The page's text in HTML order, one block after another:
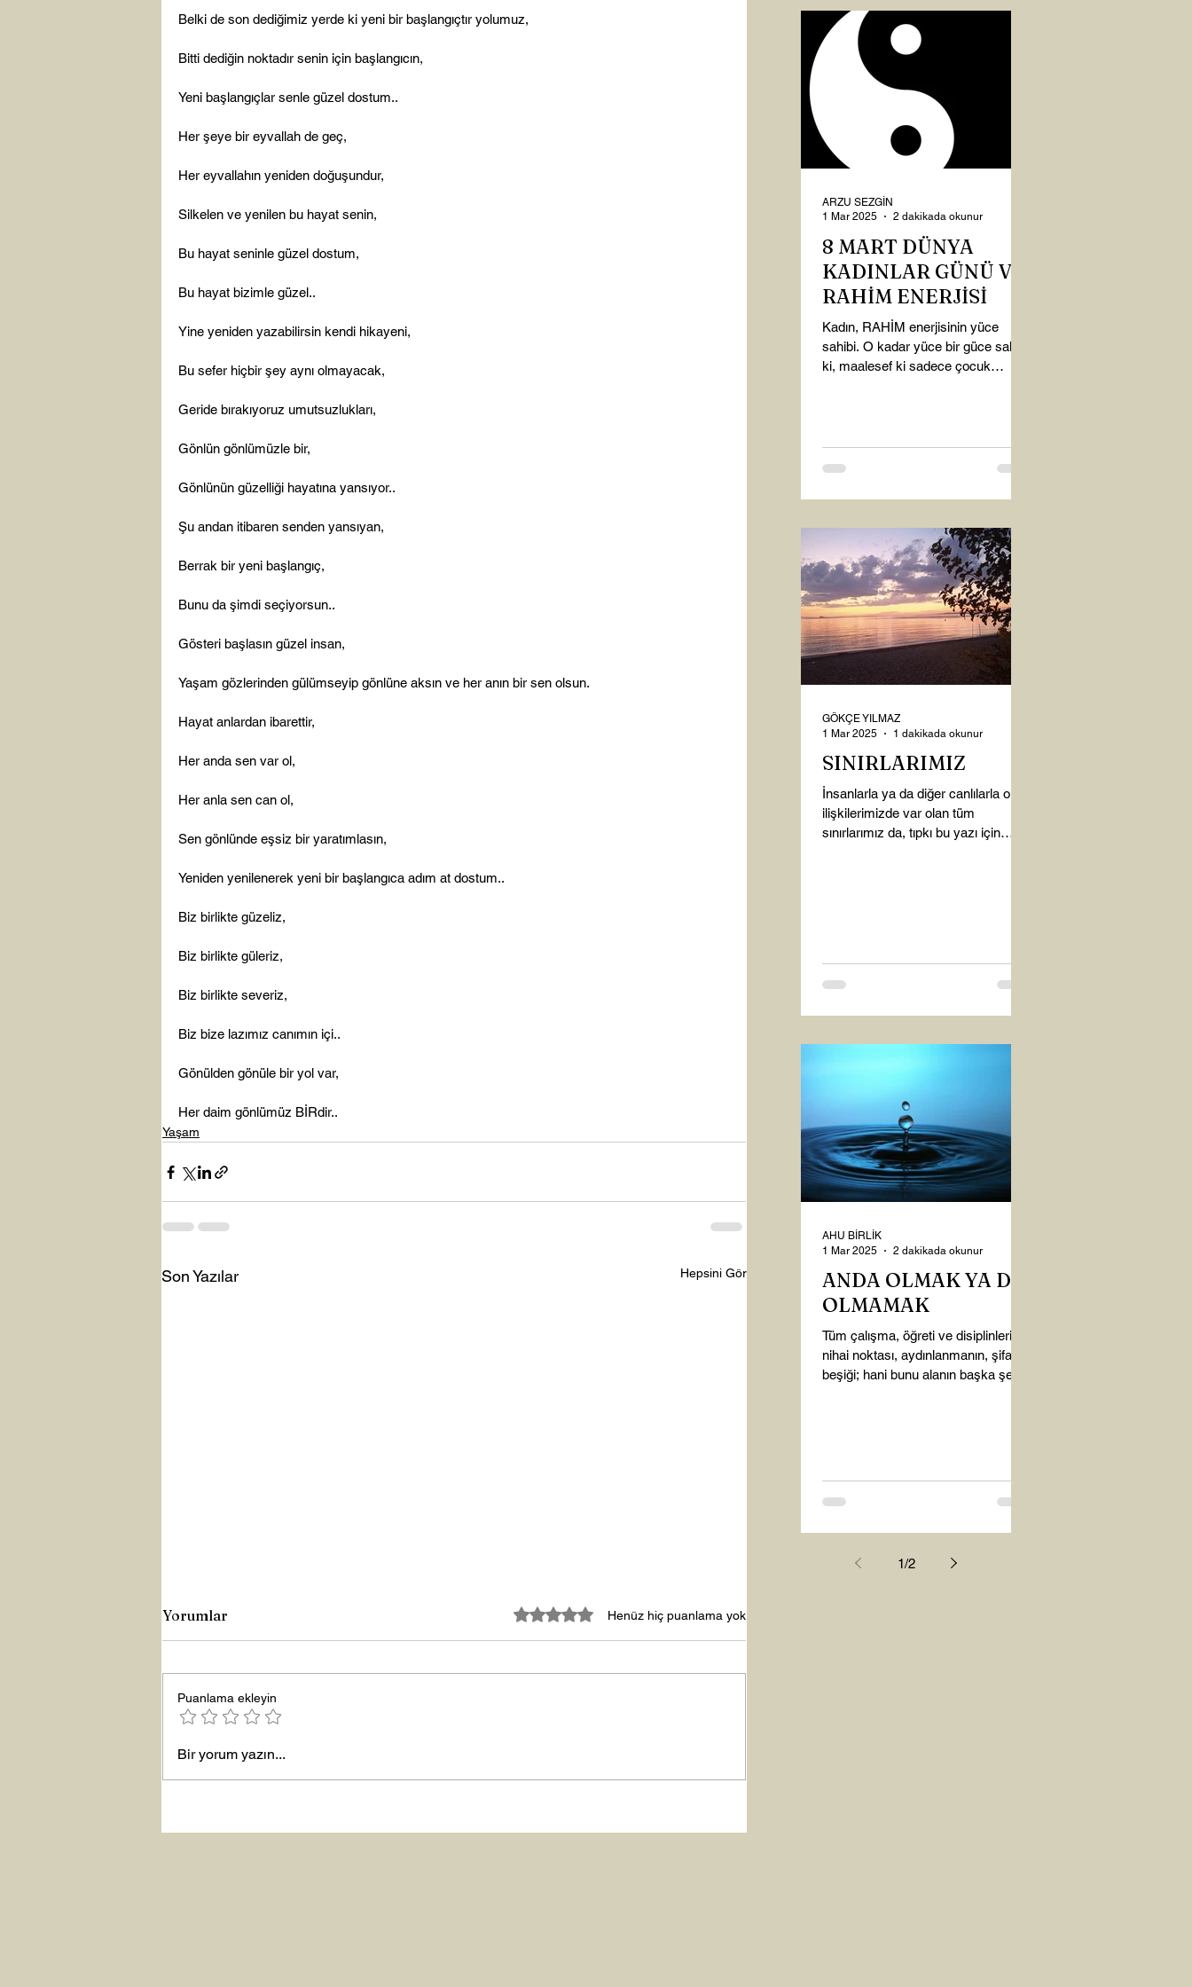
Belki de son dediğimiz yerde ki yeni bir başlangıçtır yolumuz,
Bitti dediğin noktadır senin için başlangıcın,
Yeni başlangıçlar senle güzel dostum..
Her şeye bir eyvallah de geç,
Her eyvallahın yeniden doğuşundur,
Silkelen ve yenilen bu hayat senin,
Bu hayat seninle güzel dostum,
Bu hayat bizimle güzel..
Yine yeniden yazabilirsin kendi hikayeni,
Bu sefer hiçbir şey aynı olmayacak,
Geride bırakıyoruz umutsuzlukları,
Gönlün gönlümüzle bir,
Gönlünün güzelliği hayatına yansıyor..
Şu andan itibaren senden yansıyan,
Berrak bir yeni başlangıç,
Bunu da şimdi seçiyorsun..
Gösteri başlasın güzel insan,
Yaşam gözlerinden gülümseyip gönlüne aksın ve her anın bir sen olsun.
Hayat anlardan ibarettir,
Her anda sen var ol,
Her anla sen can ol,
Sen gönlünde eşsiz bir yaratımlasın,
Yeniden yenilenerek yeni bir başlangıca adım at dostum..
Biz birlikte güzeliz,
Biz birlikte güleriz,
Biz birlikte severiz,
Biz bize lazımız canımın içi..
Gönülden gönüle bir yol var,
Her daim gönlümüz BİRdir..
Yaşam
Son Yazılar Hepsini Gör
Yeni Yıla Merhaba
Yorumlar 5 üzerinden 0 yıldızHenüz hiç puanlama yok
Puanlama ekleyin
Bir yorum yazın...
8 MART DÜNYA
KADINLAR GÜNÜ VE
RAHİM ENERJİSİ
Kadın, RAHİM enerjisinin yüce
sahibi. O kadar yüce bir güce sahip
ki, maalesef ki sadece çocuk
ARZU SEZGİN
1 Mar 2025
2 dakikada okunur
SINIRLARIMIZ
İnsanlarla ya da diğer canlılarla olan
ilişkilerimizde var olan tüm
sınırlarımız da, tıpkı bu yazı için
GÖKÇE YILMAZ
1 Mar 2025
1 dakikada okunur
ANDA OLMAK YA DA
OLMAMAK
Tüm çalışma, öğreti ve disiplinlerin
nihai noktası, aydınlanmanın, şifanın
beşiği; hani bunu alanın başka şey
AHU BİRLİK
1 Mar 2025
2 dakikada okunur
1/2